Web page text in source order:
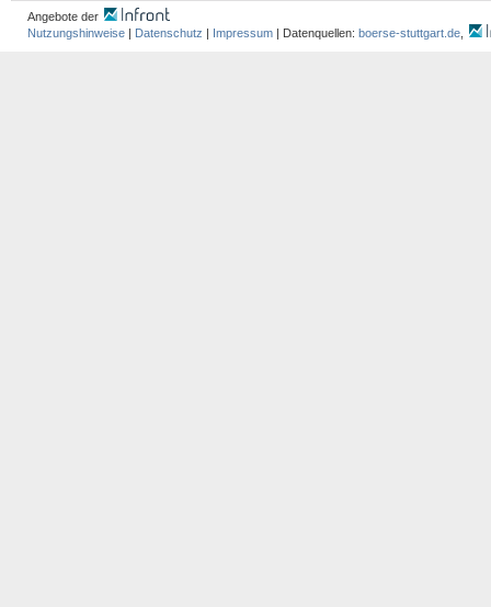
Angebote der
Nutzungshinweise | Datenschutz | Impressum | Datenquellen: boerse-stuttgart.de